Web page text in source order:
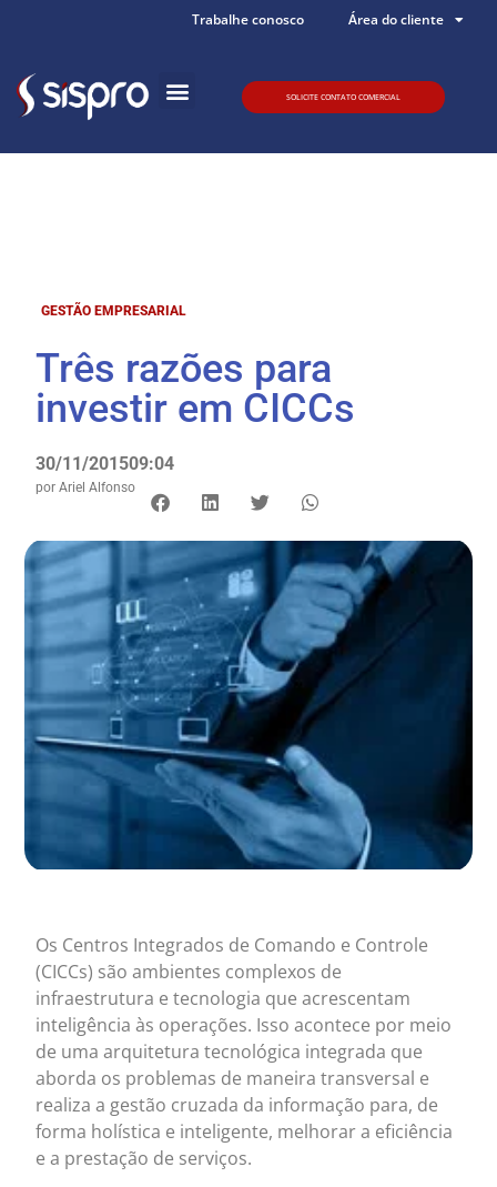
Trabalhe conosco Área do cliente
SOLICITE CONTATO COMERCIAL
GESTÃO EMPRESARIAL
Três razões para
investir em CICCs
30/11/201509:04
por Ariel Alfonso
Os Centros Integrados de Comando e Controle
(CICCs) são ambientes complexos de
infraestrutura e tecnologia que acrescentam
inteligência às operações. Isso acontece por meio
de uma arquitetura tecnológica integrada que
aborda os problemas de maneira transversal e
realiza a gestão cruzada da informação para, de
forma holística e inteligente, melhorar a eficiência
e a prestação de serviços.